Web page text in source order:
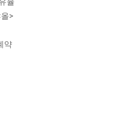
>
약